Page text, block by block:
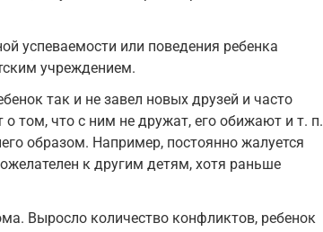
успеваемости или поведения ребенка
учреждением.
так и не завел новых друзей и часто
том, что с ним не дружат, его обижают и т. п.
образом. Например, постоянно жалуется
к другим детям, хотя раньше
Выросло количество конфликтов, ребенок